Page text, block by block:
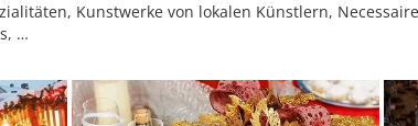
Kunstwerke von lokalen Künstlern,
…